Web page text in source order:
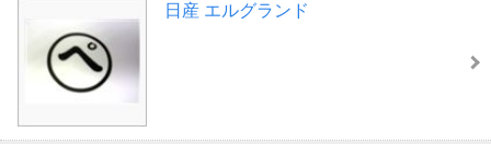
日産 エルグランド